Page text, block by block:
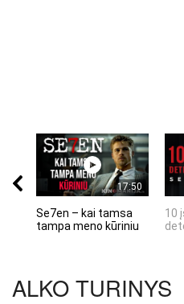
17:50
Se7en – kai tamsa
tampa meno kūriniu
10
ALKO TURINYS